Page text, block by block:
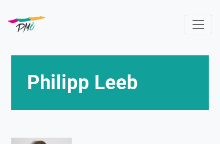
zum
Inhalt
Philipp Leeb